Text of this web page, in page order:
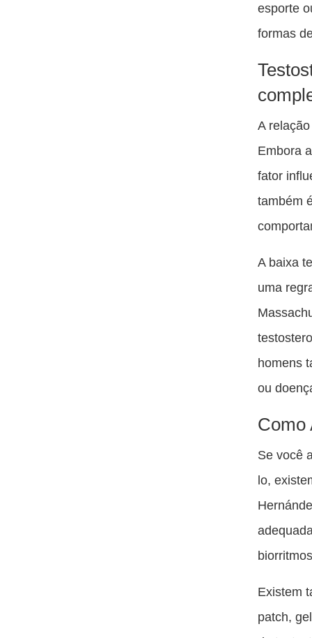
esporte
formas
A
Embora
fator
também
A baixa
uma
homens
ou
Como
Se você
lo,
Existem
patch,